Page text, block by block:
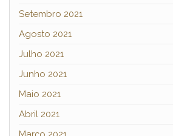
Setembro 2021
Agosto 2021
Julho 2021
Junho 2021
Maio 2021
Abril 2021